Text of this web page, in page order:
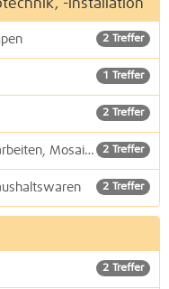
-installation
2 Treffer
1 Treffer
2 Treffer
2 Treffer
2 Treffer
2 Treffer